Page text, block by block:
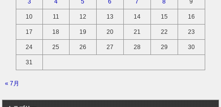
3 4 5 6 7 8 9
10 11 12 13 14 15 16
17 18 19 20 21 22 23
24 25 26 27 28 29 30
31
« 7月